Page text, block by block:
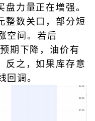
力量正在增强。
整数关口，部分短
空间。若后
期下降，油价有
反之，如果库存意
回调。